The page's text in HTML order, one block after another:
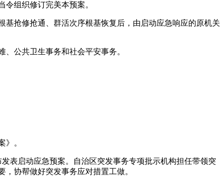
组织修订完美本预案。
抢修抢通、群活次序根基恢复后，由启动应急响应的原机关
公共卫生事务和社会平安事务。
。
启动应急预案。自治区突发事务专项批示机构担任带领突
协帮做好突发事务应对措置工做。